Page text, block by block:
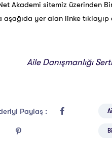
Akademi sitemiz üzerinden
aşağıda yer alan linke
Aile Danışmanlığı
Paylaş :